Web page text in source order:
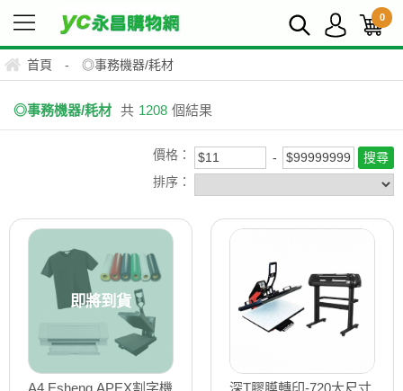
0
首頁 - ◎事務機器/耗材
◎事務機器/耗材 共 1208 個結果
價格：
排序：
即將到貨
A4 Esheng APEX割字機
深T膠膜轉印-720大尺寸